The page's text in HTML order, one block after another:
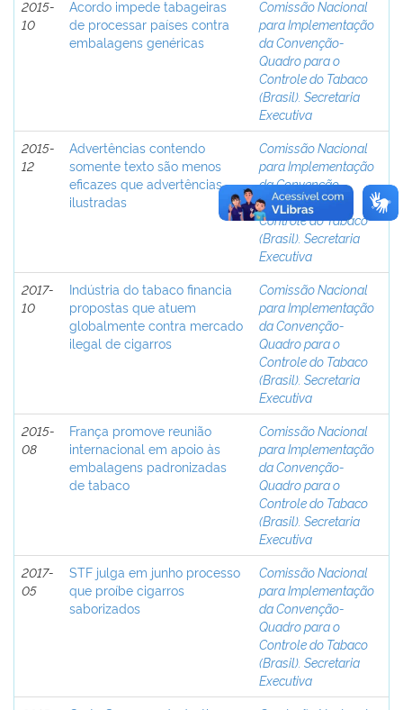
2015-
10
Acordo impede tabageiras
de processar países contra
embalagens genéricas
Comissão Nacional
para Implementação
da Convenção-
Quadro para o
Controle do Tabaco
(Brasil). Secretaria
Executiva
2015-
12
Advertências contendo
somente texto são menos
eficazes que advertências
ilustradas
Comissão Nacional
para Implementação
da Convenção-
Quadro para o
Controle do Tabaco
(Brasil). Secretaria
Executiva
2017-
10
Indústria do tabaco financia
propostas que atuem
globalmente contra mercado
ilegal de cigarros
Comissão Nacional
para Implementação
da Convenção-
Quadro para o
Controle do Tabaco
(Brasil). Secretaria
Executiva
2015-
08
França promove reunião
internacional em apoio às
embalagens padronizadas
de tabaco
Comissão Nacional
para Implementação
da Convenção-
Quadro para o
Controle do Tabaco
(Brasil). Secretaria
Executiva
2017-
05
STF julga em junho processo
que proíbe cigarros
saborizados
Comissão Nacional
para Implementação
da Convenção-
Quadro para o
Controle do Tabaco
(Brasil). Secretaria
Executiva